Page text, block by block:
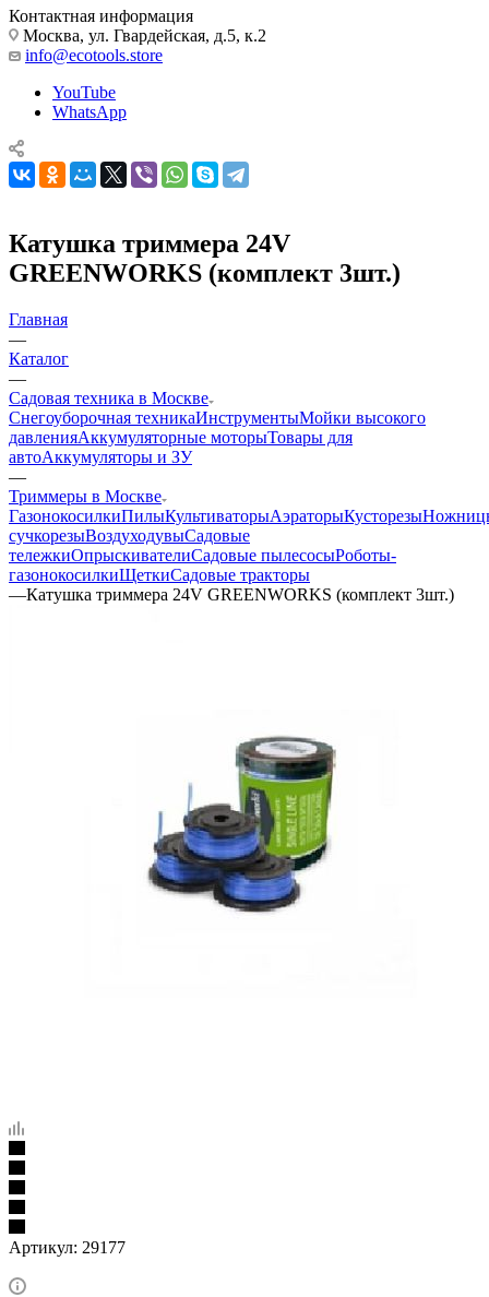
Контактная информация
Москва, ул. Гвардейская, д.5, к.2
info@ecotools.store
YouTube
WhatsApp
Катушка триммера 24V
GREENWORKS (комплект 3шт.)
Главная
—
Каталог
—
Садовая техника в Москве
Снегоуборочная техникаИнструментыМойки высокого
давленияАккумуляторные моторыТовары для
автоАккумуляторы и ЗУ
—
Триммеры в Москве
ГазонокосилкиПилыКультиваторыАэраторыКусторезы
сучкорезыВоздуходувыСадовые
тележкиОпрыскивателиСадовые пылесосыРоботы-
газонокосилкиЩеткиСадовые тракторы
—Катушка триммера 24V GREENWORKS (комплект 3шт.)
Артикул: 29177